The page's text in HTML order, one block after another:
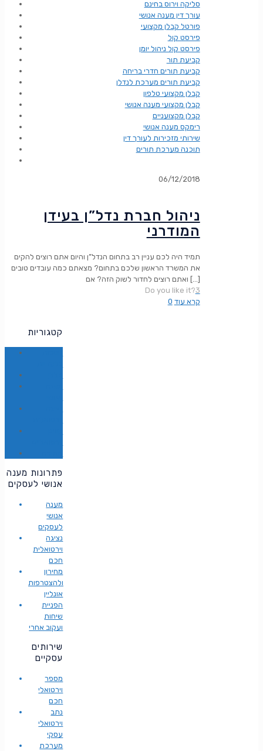
סליקה וירוס בחינם
עורך דין מענה אנושי
פורטל קבלן מקצועי
פירסט קול
פירסט קול ניהול יומן
קביעת תור
קביעת תורים חדרי בריחה
קביעת תורים מערכת לנדלן
קבלן מקצועי טלפון
קבלן מקצועי מענה אנושי
קבלן מקצועניים
רימקס מענה אנושי
שירותי מזכירות לעורך דין
תוכנה מערכת תורים
06/12/2018
ניהול חברת נדל”ן בעידן
המודרני
תמיד היה לכם עניין רב בתחום הנדל”ן והיום אתם רוצים להקים
את המשרד הראשון שלכם בתחום? מצאתם כמה עובדים טובים
ואתם רוצים לחדור לשוק הזה? אם […]
Do you like it?3
0 קרא עוד
קטגוריות
פתרונות מענה
אנושי לעסקים
מענה
אנושי
לעסקים
נציגה
וירטואלית
חכם
מחירון
ולהצטרפות
אונליין
הפניית
שיחות
ועקוב אחרי
שירותים
עסקיים
מספר
וירטואלי
חכם
נתב
וירטואלי
עסקי
מערכת